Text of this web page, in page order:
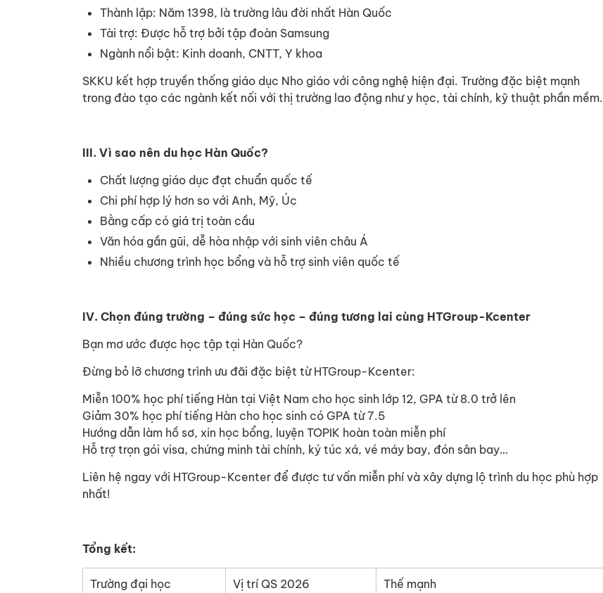
Thành lập: Năm 1398, là trường lâu đời nhất Hàn Quốc
Tài trợ: Được hỗ trợ bởi tập đoàn Samsung
Ngành nổi bật: Kinh doanh, CNTT, Y khoa
SKKU kết hợp truyền thống giáo dục Nho giáo với công nghệ hiện đại. Trường đặc biệt mạnh
trong đào tạo các ngành kết nối với thị trường lao động như y học, tài chính, kỹ thuật phần mềm.
III. Vì sao nên du học Hàn Quốc?
Chất lượng giáo dục đạt chuẩn quốc tế
Chi phí hợp lý hơn so với Anh, Mỹ, Úc
Bằng cấp có giá trị toàn cầu
Văn hóa gần gũi, dễ hòa nhập với sinh viên châu Á
Nhiều chương trình học bổng và hỗ trợ sinh viên quốc tế
IV. Chọn đúng trường – đúng sức học – đúng tương lai cùng HTGroup-Kcenter
Bạn mơ ước được học tập tại Hàn Quốc?
Đừng bỏ lỡ chương trình ưu đãi đặc biệt từ HTGroup-Kcenter:
Miễn 100% học phí tiếng Hàn tại Việt Nam cho học sinh lớp 12, GPA từ 8.0 trở lên
Giảm 30% học phí tiếng Hàn cho học sinh có GPA từ 7.5
Hướng dẫn làm hồ sơ, xin học bổng, luyện TOPIK hoàn toàn miễn phí
Hỗ trợ trọn gói visa, chứng minh tài chính, ký túc xá, vé máy bay, đón sân bay…
Liên hệ ngay với HTGroup-Kcenter để được tư vấn miễn phí và xây dựng lộ trình du học phù hợp
nhất!
Tổng kết:
Trường đại học Vị trí QS 2026 Thế mạnh